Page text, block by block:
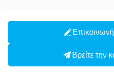
Βρείτε την